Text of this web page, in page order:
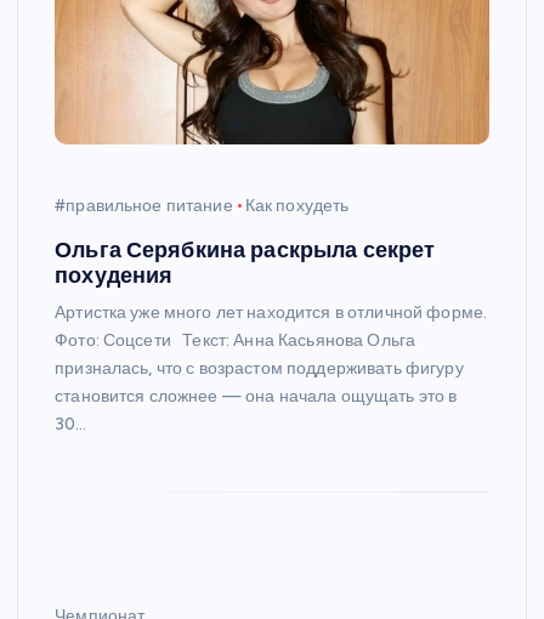
#правильное питание Как похудеть
Ольга Серябкина раскрыла секрет
похудения
Артистка уже много лет находится в отличной форме.
Фото: Соцсети Текст: Анна Касьянова Ольга
призналась, что с возрастом поддерживать фигуру
становится сложнее — она начала ощущать это в
30…